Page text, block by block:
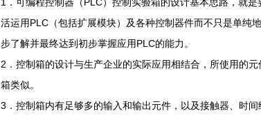
活运用PLC（包括扩展模块）及各种控制器件而不只是单纯
步了解并最终达到初步掌握应用PLC的能力。
2．控制箱的设计与生产企业的实际应用相结合，所使用的
箱类似。
3．控制箱内有足够多的输入和输出元件，以及接触器、时